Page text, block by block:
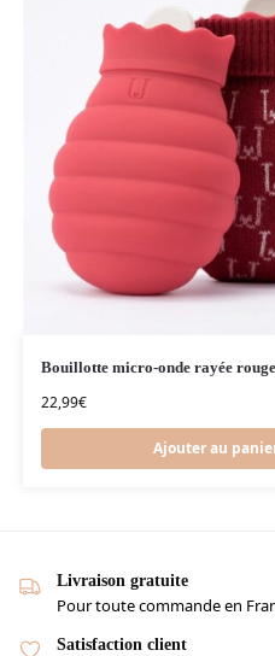
Bouillotte micro-onde rayée rouge
22,99€
Ajouter au
Livraison gratuite
Pour toute commande en
Satisfaction client